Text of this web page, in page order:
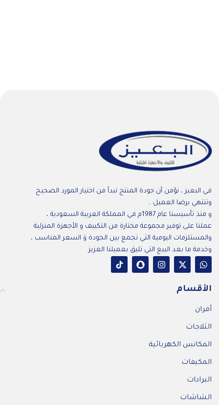
في البعيز ، نؤمن أن جودة المنتج تبدأ من اختيار المورد الصحيح
وتنتهي برضا العميل ..
و منذ تأسيسنا عام 1987م في المملكة العربية السعودية ،
عملنا على توفير مجموعة مختارة من التكييف و الأجهزة المنزلية
والمستلزمات اليومية التي تجمع بين الجودة وَ السعر المناسب ،
وخدمة ما بعد البيع التي تليق بعميلنا العزيز
الأقسام
أفران
الثلاجات
المكانس الكهربائية
المكيفات
البرادات
الشاشات